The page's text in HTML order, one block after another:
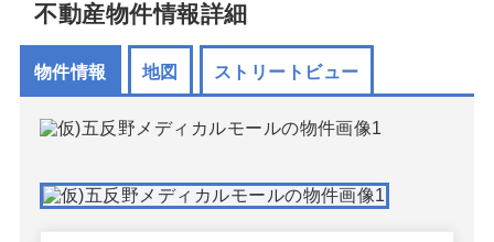
不動産物件情報詳細
物件情報 地図 ストリートビュー